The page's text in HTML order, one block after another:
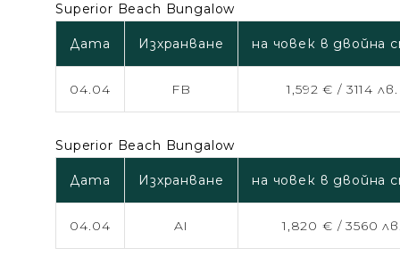
Superior Beach Bungalow
Дата Изхранване на човек в двойна
04.04 FB 1,592 € / 3114 лв.
Superior Beach Bungalow
Дата Изхранване на човек в двойна
04.04 AI 1,820 € /3560 лв.